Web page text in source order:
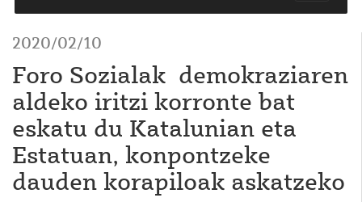
2020/02/10
Foro Sozialak demokraziaren
aldeko iritzi korronte bat
eskatu du Katalunian eta
Estatuan, konpontzeke
dauden korapiloak askatzeko